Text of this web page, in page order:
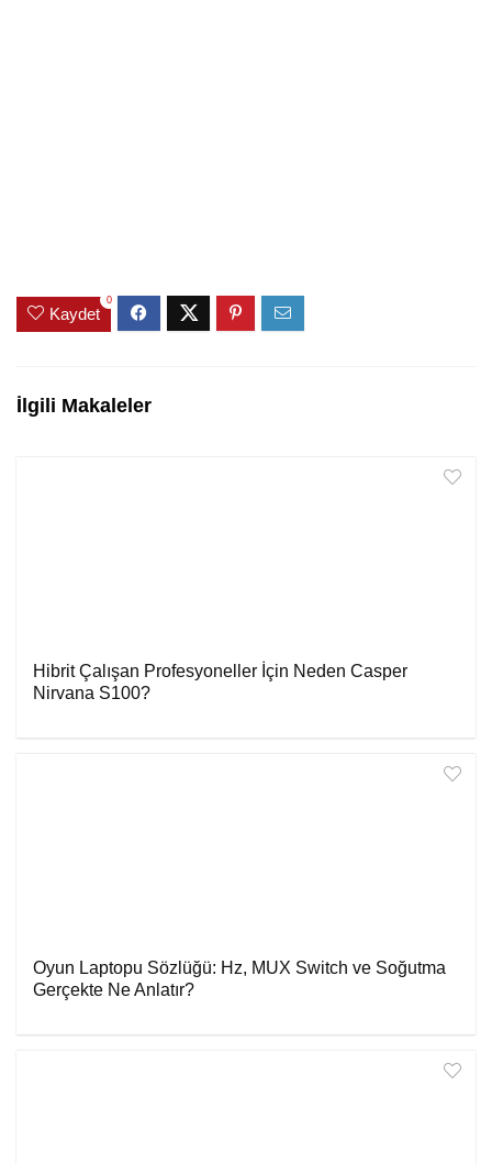
Kaydet
0
İlgili Makaleler
Hibrit Çalışan Profesyoneller İçin Neden Casper
Nirvana S100?
Oyun Laptopu Sözlüğü: Hz, MUX Switch ve Soğutma
Gerçekte Ne Anlatır?